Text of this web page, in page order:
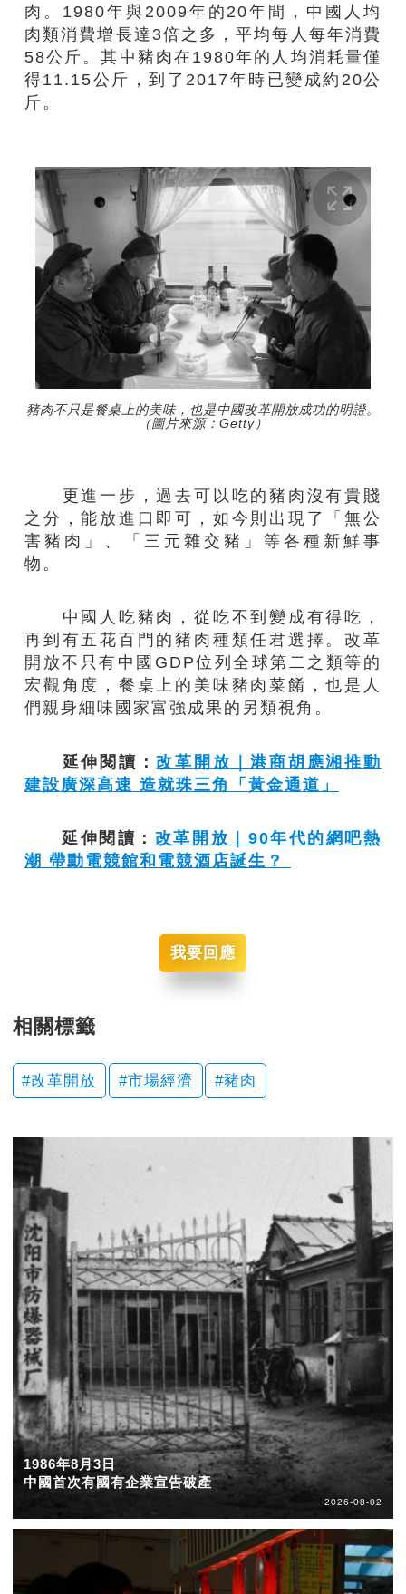
肉。1980年與2009年的20年間，中國人均
肉類消費增長達3倍之多，平均每人每年消費
58公斤。其中豬肉在1980年的人均消耗量僅
得11.15公斤，到了2017年時已變成約20公
斤。
豬肉不只是餐桌上的美味，也是中國改革開放成功的明證。
（圖片來源：Getty）
更進一步，過去可以吃的豬肉沒有貴賤
之分，能放進口即可，如今則出現了「無公
害豬肉」、「三元雜交豬」等各種新鮮事
物。
中國人吃豬肉，從吃不到變成有得吃，
再到有五花百門的豬肉種類任君選擇。改革
開放不只有中國GDP位列全球第二之類等的
宏觀角度，餐桌上的美味豬肉菜餚，也是人
們親身細味國家富強成果的另類視角。
延伸閱讀：改革開放｜港商胡應湘推動
建設廣深高速 造就珠三角「黃金通道」
延伸閱讀： 改革開放｜90年代的網吧熱
潮 帶動電競館和電競酒店誕生？
我要回應
相關標籤
改革開放 市場經濟 豬肉
1986年8月3日
中國首次有國有企業宣告破產
2026-08-02